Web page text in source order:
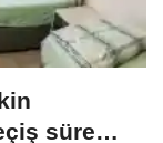
süresi